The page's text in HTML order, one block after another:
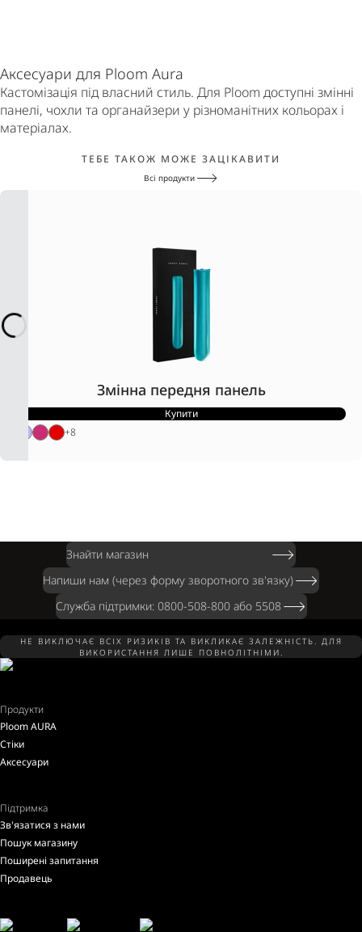
Аксесуари для Ploom Aura
Кастомізація під власний стиль. Для Ploom доступні змінні
панелі, чохли та органайзери у різноманітних кольорах і
матеріалах.
ТЕБЕ ТАКОЖ МОЖЕ ЗАЦІКАВИТИ
Всі продукти
Змінна передня панель
Купити
+8
Знайти магазин
Напиши нам (через форму зворотного зв'язку)
Служба підтримки: 0800-508-800 або 5508
НЕ ВИКЛЮЧАЄ ВСІХ РИЗИКІВ ТА ВИКЛИКАЄ ЗАЛЕЖНІСТЬ. ДЛЯ
ВИКОРИСТАННЯ ЛИШЕ ПОВНОЛІТНІМИ.
Продукти
Ploom AURA
Стіки
Аксесуари
Підтримка
Зв'язатися з нами
Пошук магазину
Поширені запитання
Продавець